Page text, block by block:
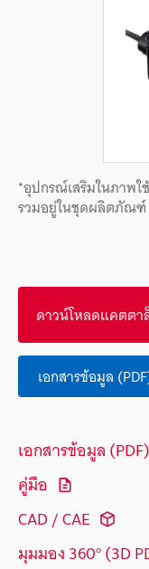
*อุปกรณ์เสริมในภาพใ
รวมอยู่ในชุดผลิตภัณฑ์
ดาวน์โหลดแคตตา
เอกสารข้อมูล
เอกสารข้อมูล (PDF)
คู่มือ
CAD / CAE
มุมมอง 360° (3D